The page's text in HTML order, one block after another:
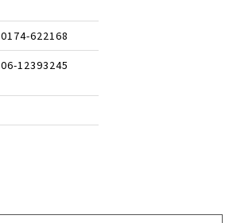
0174-622168
06-12393245